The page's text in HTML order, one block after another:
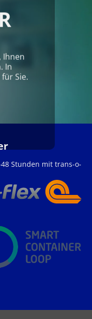
Ihnen
In
Sie.
Stunden mit trans-o-